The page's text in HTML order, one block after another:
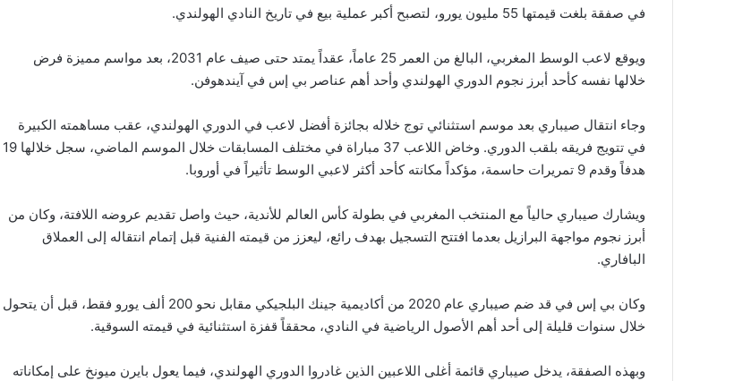
في صفقة بلغت قيمتها 55 مليون يورو، لتصبح أكبر عملية بيع في تاريخ النادي الهولندي.
ويوقع لاعب الوسط المغربي، البالغ من العمر 25 عاماً، عقداً يمتد حتى صيف عام 2031، بعد مواسم مميزة فرض
خلالها نفسه كأحد أبرز نجوم الدوري الهولندي وأحد أهم عناصر بي إس في آيندهوفن.
وجاء انتقال صيباري بعد موسم استثنائي توج خلاله بجائزة أفضل لاعب في الدوري الهولندي، عقب مساهمته الكبيرة
في تتويج فريقه بلقب الدوري. وخاض اللاعب 37 مباراة في مختلف المسابقات خلال الموسم الماضي، سجل خلالها 19
هدفاً وقدم 9 تمريرات حاسمة، مؤكداً مكانته كأحد أكثر لاعبي الوسط تأثيراً في أوروبا.
ويشارك صيباري حالياً مع المنتخب المغربي في بطولة كأس العالم للأندية، حيث واصل تقديم عروضه اللافتة، وكان من
أبرز نجوم مواجهة البرازيل بعدما افتتح التسجيل بهدف رائع، ليعزز من قيمته الفنية قبل إتمام انتقاله إلى العملاق
البافاري.
وكان بي إس في قد ضم صيباري عام 2020 من أكاديمية جينك البلجيكي مقابل نحو 200 ألف يورو فقط، قبل أن يتحول
خلال سنوات قليلة إلى أحد أهم الأصول الرياضية في النادي، محققاً قفزة استثنائية في قيمته السوقية.
وبهذه الصفقة، يدخل صيباري قائمة أغلى اللاعبين الذين غادروا الدوري الهولندي، فيما يعول بايرن ميونخ على إمكاناته